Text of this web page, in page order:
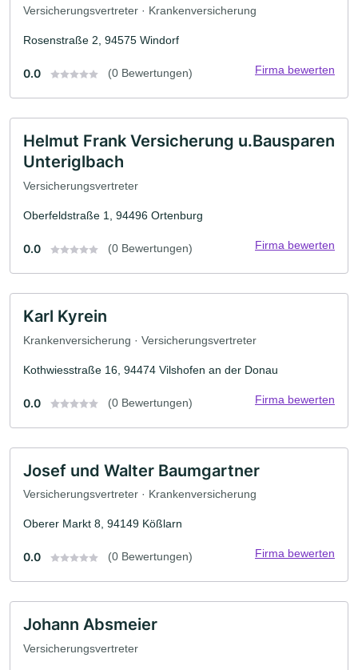
Versicherungsvertreter · Krankenversicherung
Rosenstraße 2, 94575 Windorf
0.0 (0 Bewertungen) Firma bewerten
Helmut Frank Versicherung u.Bausparen
Unteriglbach
Versicherungsvertreter
Oberfeldstraße 1, 94496 Ortenburg
0.0 (0 Bewertungen) Firma bewerten
Karl Kyrein
Krankenversicherung · Versicherungsvertreter
Kothwiesstraße 16, 94474 Vilshofen an der Donau
0.0 (0 Bewertungen) Firma bewerten
Josef und Walter Baumgartner
Versicherungsvertreter · Krankenversicherung
Oberer Markt 8, 94149 Kößlarn
0.0 (0 Bewertungen) Firma bewerten
Johann Absmeier
Versicherungsvertreter